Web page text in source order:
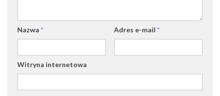
Nazwa * Adres e-mail *
Witryna internetowa